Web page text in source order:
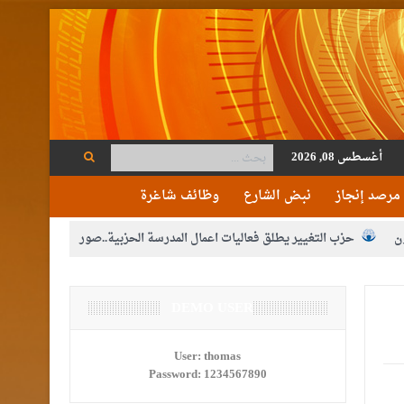
أغسطس 08, 2026
مرصد إنجاز نبض الشارع وظائف شاغرة
حزب التغيير يطلق فعاليات اعمال المدرسة الحزبية..صور
النواب يقر مشروع تعديل قانون الملكية العقارية
القاضي محمود أحمد فريحات.. مبارك ومزيدا من التوفيق
User:thomas
Password: 1234567890